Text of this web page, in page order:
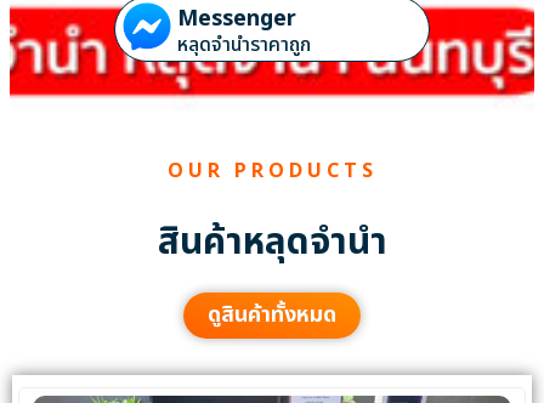
Messenger
หลุดจำนำราคาถูก
OUR PRODUCTS
สินค้าหลุดจำนำ
ดูสินค้าทั้งหมด